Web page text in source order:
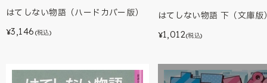
はてしない物語（ハードカバー版）
¥3,146 (税込)
はてしない物語 下（文庫版
¥1,012(税込)